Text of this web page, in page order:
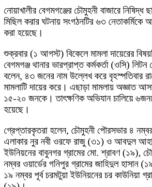
নোয়াখালীর বেগমগঞ্জের চৌমুহনী বাজারে নিষিদ্ধ
মিছিল করার ঘটনায় সংগঠনটির ৬৩ নেতাকর্মিকে
করা হয়েছে।
শুক্রবার (১ আগস্ট) বিকেলে মামলা দায়েরের
বেগমগঞ্জ থানার ভারপ্রাপ্ত কর্মকর্তা (ওসি) লিটন
বলেন, ৪৩ জনের নাম উল্লেখ করে বৃহস্পতিবার
মামলাটি দায়ের করে। এছাড়া মামলায় অজ্ঞাত
১৫-২০ জনকে। তাৎক্ষণিক অভিযান চালিয়ে
হয়েছে।
গ্রেপ্তারকৃতরা হলেন, চৌমুহনী পৌরসভার ৪
এলাকার নুর নবী ওরফে রাজু (৩১) ও আবদুল
ইউনিয়নের বাবুনগর গ্রামের মো. শ্রাবণ (১৯),
নম্বর ওয়ার্ডের গনিপুর গ্রামের জাহিদুল হাসান
১৯ নম্বর পূর্ব চরমটুয়া ইউনিয়নের চর কাউনিয়া